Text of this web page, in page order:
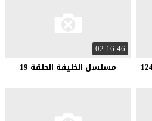
02:16:46
مسلسل الخليفة الحلقة 19